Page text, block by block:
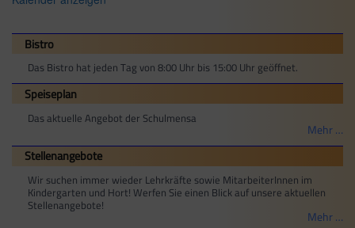
Bistro
Das Bistro hat jeden Tag von 8:00 Uhr bis 15:00 Uhr geöffnet.
Speiseplan
Das aktuelle Angebot der Schulmensa
Mehr …
Stellenangebote
Wir suchen immer wieder Lehrkräfte sowie MitarbeiterInnen im
Kindergarten und Hort! Werfen Sie einen Blick auf unsere aktuellen
Stellenangebote!
Mehr …